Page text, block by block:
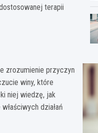
terapii
zrozumienie przyczyn
winy, które
niej wiedzę, jak
działań